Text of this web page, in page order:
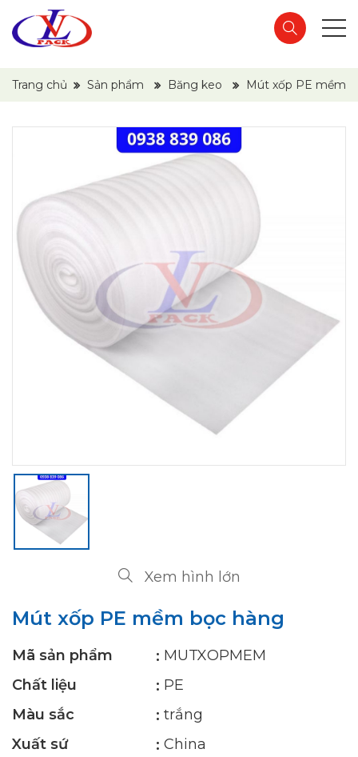
Trang chủ Sản phẩm Băng keo Mút xốp PE mềm
Xem hình lớn
Mút xốp PE mềm bọc hàng
Mã sản phẩm
MUTXOPMEM
Chất liệu
PE
Màu sắc
trắng
Xuất sứ
China